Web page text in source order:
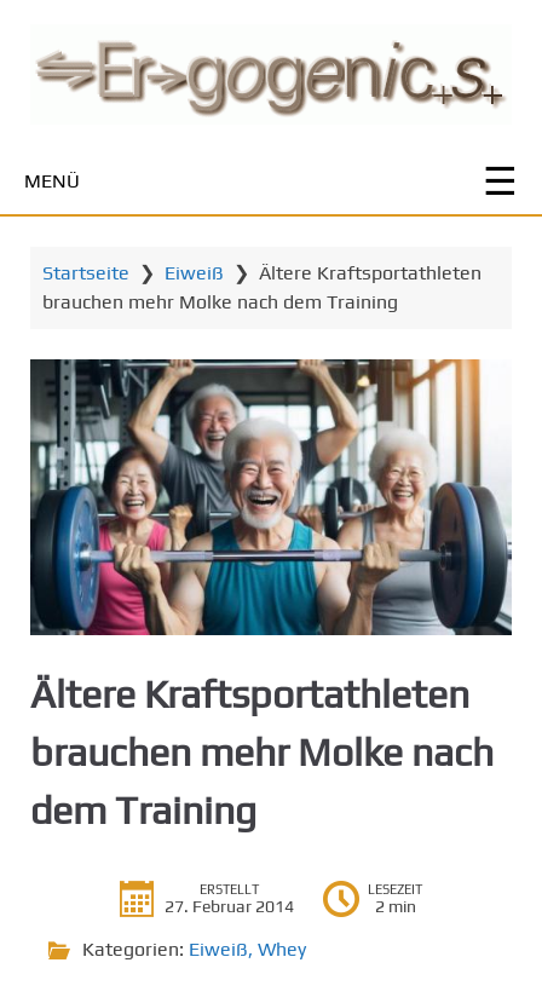
t
MENÜ
Startseite ❯ Eiweiß ❯ Ältere Kraftsportathleten
brauchen mehr Molke nach dem Training
Ältere Kraftsportathleten
brauchen mehr Molke nach
dem Training
ERSTELLT
27. Februar 2014
LESEZEIT
2 min
Kategorien: Eiweiß, Whey